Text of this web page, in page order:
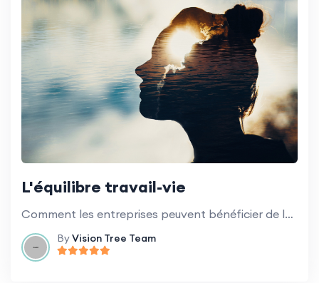
L'équilibre travail-vie
Comment les entreprises peuvent bénéficier de la promotion d'un équilibre sain entre vie professionnelle et vie privée pour les employés.
ByVision Tree Team